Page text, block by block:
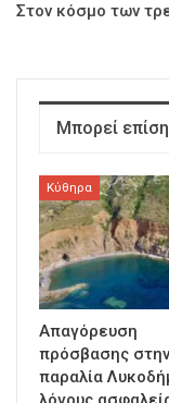
Στον κόσμο των
Μπορεί
Κύθηρα
Απαγόρευση
πρόσβασης στην
παραλία